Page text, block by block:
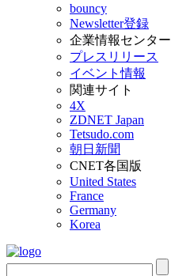
bouncy
Newsletter登録
企業情報センター
プレスリリース
イベント情報
関連サイト
4X
ZDNET Japan
Tetsudo.com
朝日新聞
CNET各国版
United States
France
Germany
Korea